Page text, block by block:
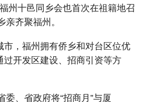
州十邑同乡会也首次在祖籍地召
亲齐聚福州。
，福州拥有侨乡和对台区位优
过开发区建设、招商引资等方
、省政府将“招商月”与厦